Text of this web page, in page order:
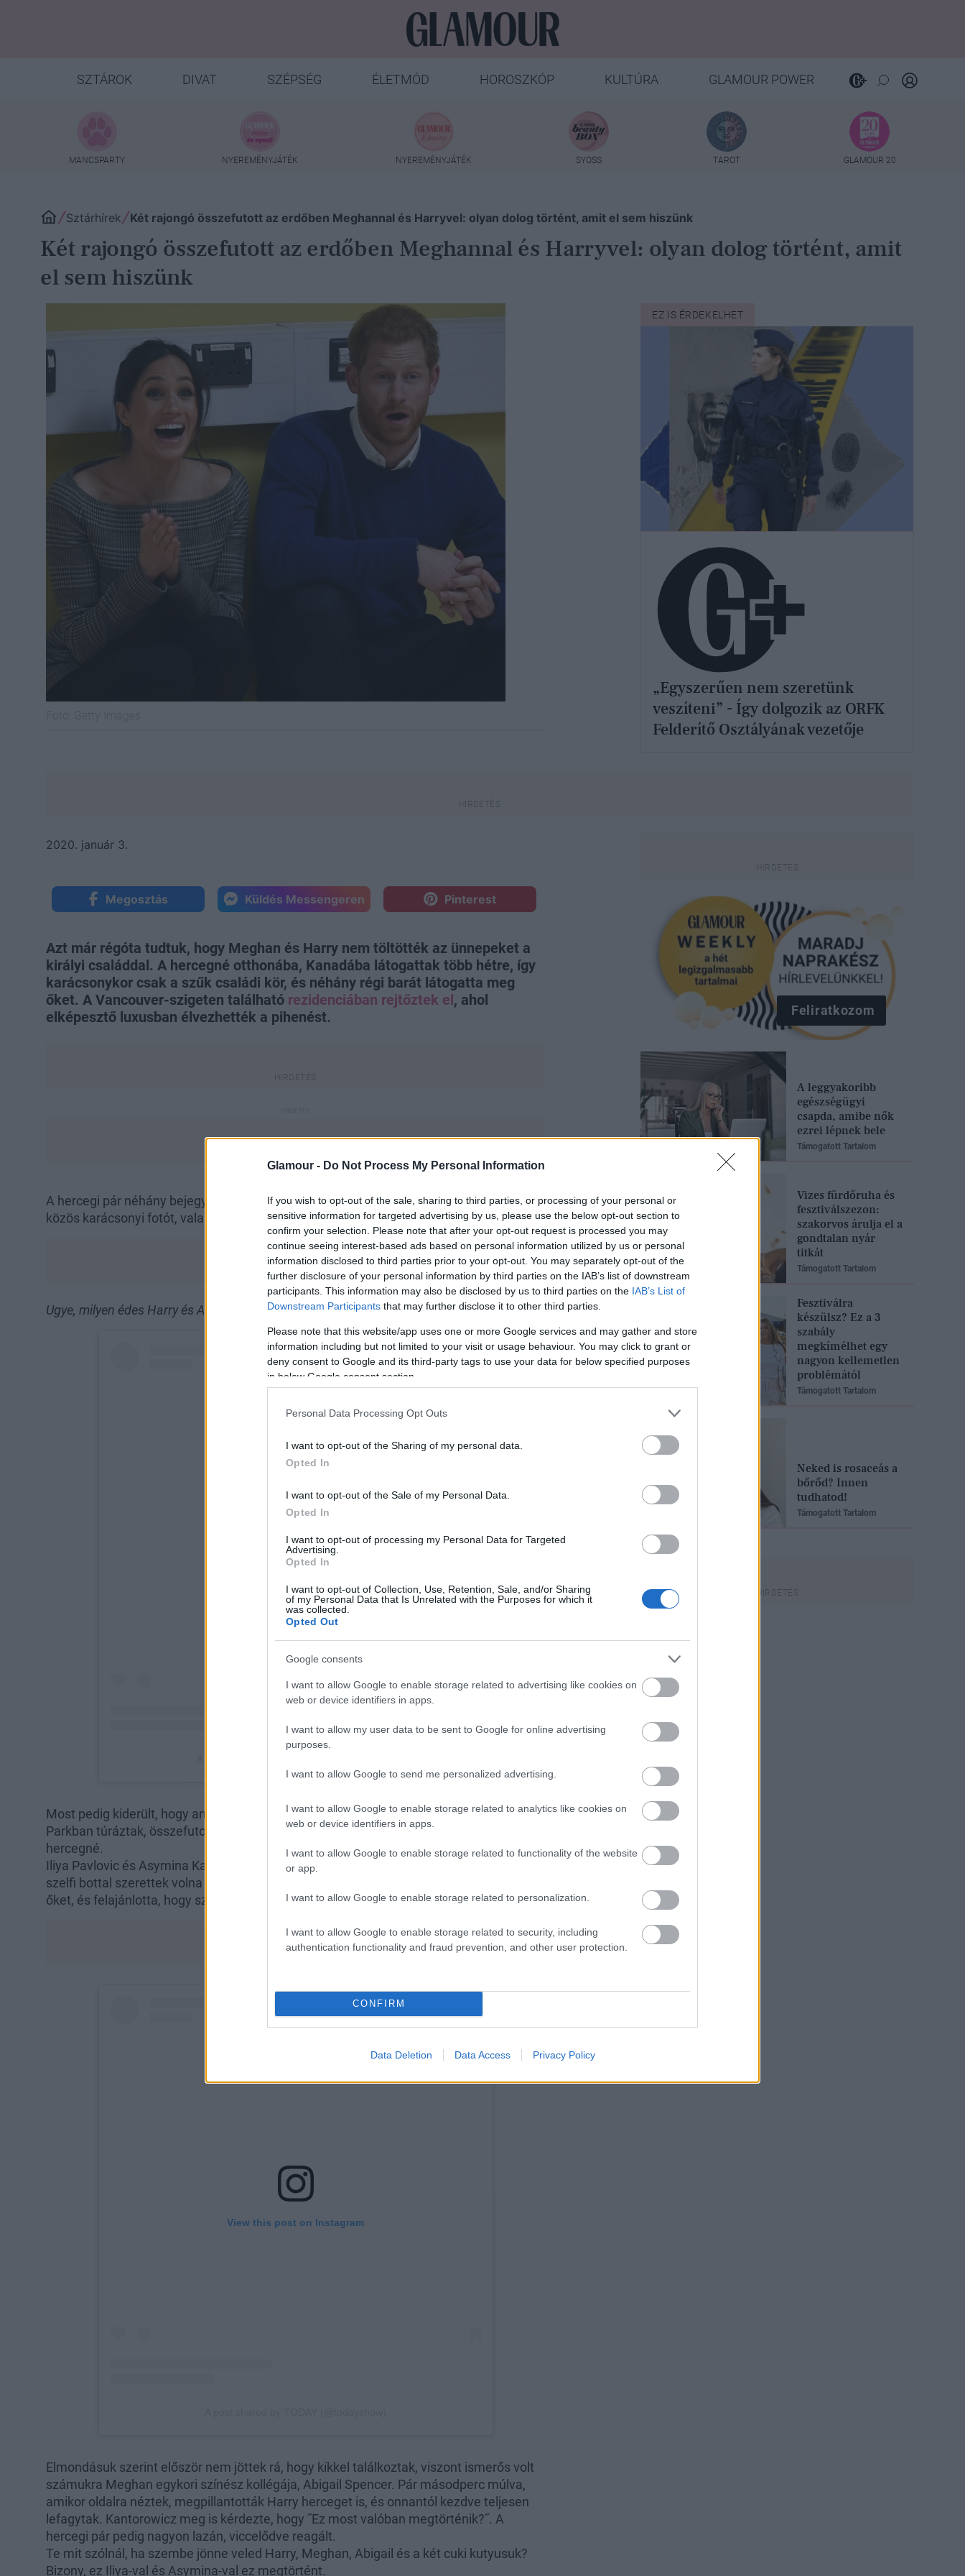
Glamour - Do Not Process My Personal Information
If you wish to opt-out of the sale, sharing to third parties, or processing of your personal or
sensitive information for targeted advertising by us, please use the below opt-out section to
confirm your selection. Please note that after your opt-out request is processed you may
continue seeing interest-based ads based on personal information utilized by us or personal
information disclosed to third parties prior to your opt-out. You may separately opt-out of the
further disclosure of your personal information by third parties on the IAB’s list of downstream
participants. This information may also be disclosed by us to third parties on the IAB’s List of
Downstream Participants that may further disclose it to other third parties.
Please note that this website/app uses one or more Google services and may gather and store
information including but not limited to your visit or usage behaviour. You may click to grant or
deny consent to Google and its third-party tags to use your data for below specified purposes
in below Google consent section.
Personal Data Processing Opt Outs
I want to opt-out of the Sharing of my personal data.
Opted In
I want to opt-out of the Sale of my Personal Data.
Opted In
I want to opt-out of processing my Personal Data for Targeted
Advertising.
Opted In
I want to opt-out of Collection, Use, Retention, Sale, and/or Sharing
of my Personal Data that Is Unrelated with the Purposes for which it
was collected.
Opted Out
Google consents
I want to allow Google to enable storage related to advertising like cookies on
web or device identifiers in apps.
I want to allow my user data to be sent to Google for online advertising
purposes.
I want to allow Google to send me personalized advertising.
I want to allow Google to enable storage related to analytics like cookies on
web or device identifiers in apps.
I want to allow Google to enable storage related to functionality of the website
or app.
I want to allow Google to enable storage related to personalization.
I want to allow Google to enable storage related to security, including
authentication functionality and fraud prevention, and other user protection.
CONFIRM
Data Deletion Data Access Privacy Policy
SZTÁROK DIVAT SZÉPSÉG ÉLETMÓD HOROSZKÓP KULTÚRA GLAMOUR POWER
MANCSPARTY NYEREMÉNYJÁTÉK NYEREMÉNYJÁTÉK SYOSS TAROT GLAMOUR 20
Sztárhírek Két rajongó összefutott az erdőben Meghannal és Harryvel: olyan dolog történt, amit el sem hiszünk
Két rajongó összefutott az erdőben Meghannal és Harryvel: olyan dolog történt, amit
el sem hiszünk
EZ IS ÉRDEKELHET
„Egyszerűen nem szeretünk
veszíteni” - Így dolgozik az ORFK
Felderítő Osztályának vezetője
2020. január 3.
Megosztás Küldés Messengeren Pinterest
Azt már régóta tudtuk, hogy Meghan és Harry nem töltötték az ünnepeket a
királyi családdal. A hercegné otthonába, Kanadába látogattak több hétre, így
karácsonykor csak a szűk családi kör, és néhány régi barát látogatta meg
őket. A Vancouver-szigeten található rezidenciában rejtőztek el, ahol
elképesztő luxusban élvezhették a pihenést.
A hercegi pár néhány bejegyzésen kívül nem igazán adott életjelet magáról, egy cuki
közös karácsonyi fotót, valamint egy apa-fia képet azonban megosztottak.
Ugye, milyen édes Harry és Archie?
Most pedig kiderült, hogy amikor Harry és Meghan Kanadában a Horth Hill Regional
Parkban túráztak, összefutottak két rajongóval, akikről még fotót is készített a
hercegné.
Iliya Pavlovic és Asymina Kantorowicz az új év első napján sétáltak a parkban, és egy
szelfi bottal szerettek volna fotót készíteni, amikor Meghan váratlanul megszólította
őket, és felajánlotta, hogy szívesen készít róluk egy fotót, ne bajlódjanak a szelfivel.
Elmondásuk szerint először nem jöttek rá, hogy kikkel találkoztak, viszont ismerős volt
számukra Meghan egykori színész kollégája, Abigail Spencer. Pár másodperc múlva,
amikor oldalra néztek, megpillantották Harry herceget is, és onnantól kezdve teljesen
lefagytak. Kantorowicz meg is kérdezte, hogy ˝Ez most valóban megtörténik?˝. A
hercegi pár pedig nagyon lazán, viccelődve reagált.
Te mit szólnál, ha szembe jönne veled Harry, Meghan, Abigail és a két cuki kutyusuk?
Bizony, ez Iliya-val és Asymina-val ez megtörtént.
Feliratkozom
A leggyakoribb
egészségügyi
csapda, amibe nők
ezrei lépnek bele
Támogatott Tartalom
Vizes fürdőruha és
fesztiválszezon:
szakorvos árulja el a
gondtalan nyár
titkát
Támogatott Tartalom
Fesztiválra
készülsz? Ez a 3
szabály
megkímélhet egy
nagyon kellemetlen
problémától
Támogatott Tartalom
Neked is rosaceás a
bőrőd? Innen
tudhatod!
Támogatott Tartalom